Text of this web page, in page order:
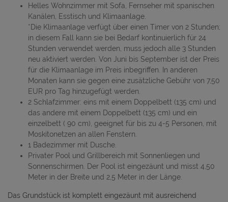
Helles Wohnzimmer mit Sofa, Fernseher mit spanischen
Kanälen, Esstisch und Klimaanlage.
*Die Klimaanlage verfügt über einen Timer von 2 Stunden;
in diesem Fall kann sie bei Bedarf kontinuierlich für 24
Stunden verwendet werden, muss jedoch alle 3 Stunden
neu aktiviert werden. Von Juni bis September ist der Preis
für die Klimaanlage im Preis inbegriffen. In anderen
Monaten kann sie gegen eine zusätzliche Gebühr von 7,50
EUR pro Tag hinzugefügt werden.
2 Schlafzimmer: eins mit einem Doppelbett (135 cm) und
das andere mit einem Doppelbett (135 cm) und ein
einzelbett ( 90 cm), geeignet für bis zu 4-5 Personen, mit
Moskitonetzen an allen Fenstern.
1 Badezimmer mit Dusche.
Privater Pool und Grillbereich mit Sonnenliegen und
Sonnenschirmen. Der Pool ist eingezäunt und misst 4,50
Meter in der Breite und 2,5 Meter in der Länge.
Das Grundstück ist komplett eingezäunt mit ausreichend